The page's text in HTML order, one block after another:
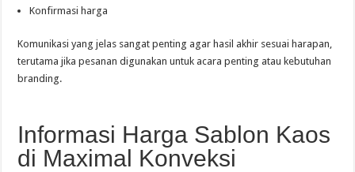
Konfirmasi harga
Komunikasi yang jelas sangat penting agar hasil akhir sesuai harapan,
terutama jika pesanan digunakan untuk acara penting atau kebutuhan
branding.
Informasi Harga Sablon Kaos
di Maximal Konveksi